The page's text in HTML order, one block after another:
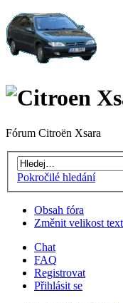
Fórum Citroën Xsara
Pokročilé hledání
Obsah fóra
Změnit velikost
Chat
FAQ
Registrovat
Přihlásit se